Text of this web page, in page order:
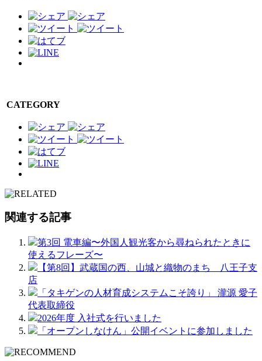
CATEGORY
関連する記事
第3回 電車編〜外国人観光客から尋ねられたときに
使えるフレーズ〜
【第8回】武蔵国の西、山城と織物のまち 八王子支
店
「タキゲンの人材育成システムこそ誇り」 瀧源 愛子
代表取締役
2026年度 入社式を行いました
「オープンしなけん」公開イベントに参加しました